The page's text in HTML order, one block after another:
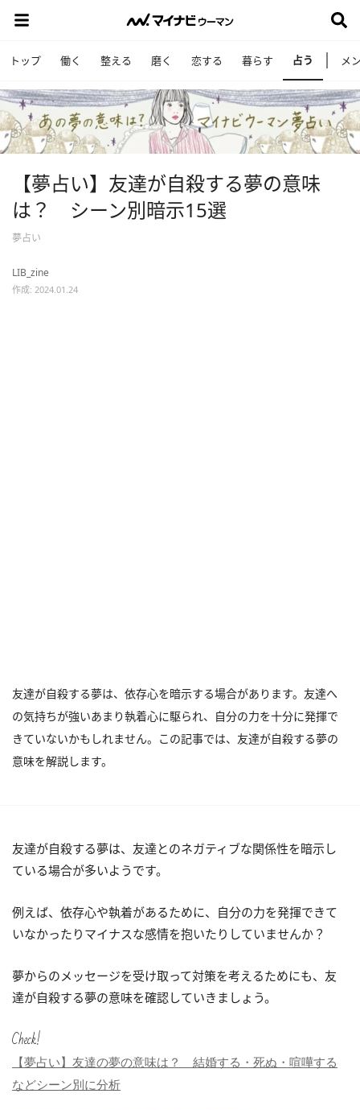
トップ 働く 整える 磨く 恋する 暮らす 占う メ
【夢占い】友達が自殺する夢の意味
は？ シーン別暗示15選
夢占い
LIB_zine
作成: 2024.01.24
友達が自殺する夢は、依存心を暗示する場合があります。友達へ
の気持ちが強いあまり執着心に駆られ、自分の力を十分に発揮で
きていないかもしれません。この記事では、友達が自殺する夢の
意味を解説します。
友達が自殺する夢は、友達とのネガティブな関係性を暗示し
ている場合が多いようです。
例えば、依存心や執着があるために、自分の力を発揮できて
いなかったりマイナスな感情を抱いたりしていませんか？
夢からのメッセージを受け取って対策を考えるためにも、友
達が自殺する夢の意味を確認していきましょう。
Check!
【夢占い】友達の夢の意味は？ 結婚する・死ぬ・喧嘩する
などシーン別に分析